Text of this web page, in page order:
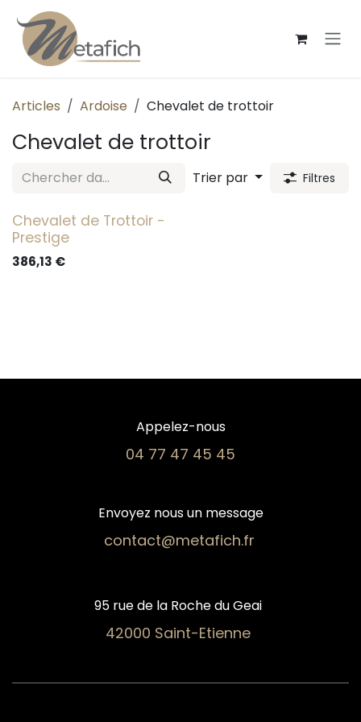
Se rendre au contenu
Articles Ardoise Chevalet de trottoir
Chevalet de trottoir
Trier par Filtres
Chevalet de Trottoir -
Prestige
386,13 €
Appelez-nous
04 77 47 45 45​
Envoyez nous un message
contact@metafich.fr
95 rue de la Roche du Geai
42000 Saint-Etienne